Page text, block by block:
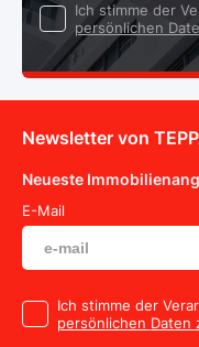
Ich stimme der
persönlichen
Newsletter von
Neueste
E-Mail
Ich stimme der
persönlichen Daten